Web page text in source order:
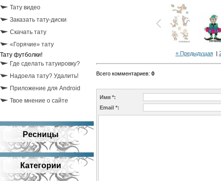
Тату видео
Заказать тату-диски
Скачать тату
«Горячие» тату
Тату футболки!
Где сделать татуировку?
Надоела тату? Удалить!
Приложение для Android
Твое мнение о сайте
Ресницы
Категории
« Предыдущая|
Всего комментариев: 0
Имя *:
Email *: